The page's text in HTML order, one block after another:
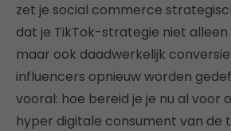
zet je social commerce
dat je TikTok-strategie niet
maar ook daadwerkelijk
influencers opnieuw worden
vooral: hoe bereid je je nu al voor
hyper digitale consument van de